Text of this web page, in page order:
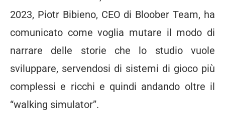
2023, Piotr Bibieno, CEO di Bloober Team, ha
comunicato come voglia mutare il modo di
narrare delle storie che lo studio vuole
sviluppare, servendosi di sistemi di gioco più
complessi e ricchi e quindi andando oltre il
“walking simulator”.